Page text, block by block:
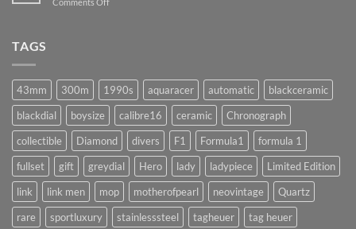
ถ้า
มั้ย
!?
TAGS
43mm 300m 1990s aquaracer automatic
blackceramic
blackdial
boysize calibre16 ceramic
Chronograph
collectible
Diamond divers F1 Formula1
formula 1
fullset
gift greydial Hero lady ladypiece
Limited Edition
link
link men mop motherofpearl neovintage
Quartz
rare
sportluxury stainlesssteel tagheuer
tag heuer